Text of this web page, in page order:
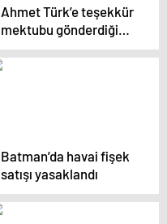
Ahmet Türk’e teşekkür
mektubu gönderdiği
ortaya çıkan Soylu:
Özür dileriz
Batman’da havai fişek
satışı yasaklandı